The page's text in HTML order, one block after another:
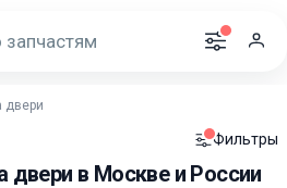
двери
Фильтры
двери в Москве и России